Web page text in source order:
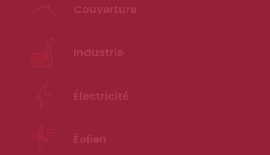
Couverture
Industrie
Électricité
Éolien